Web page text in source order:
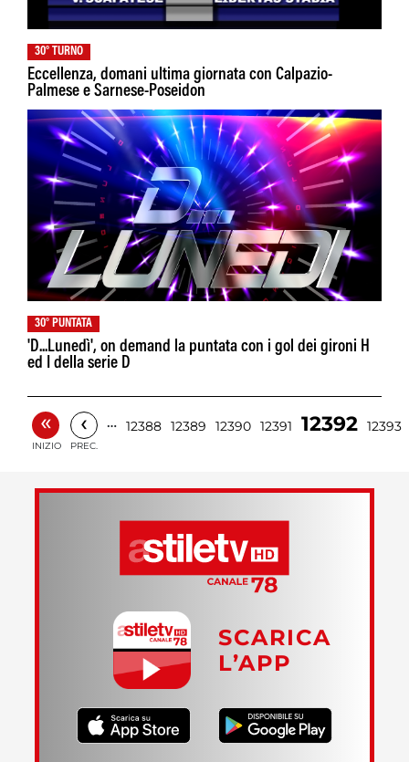
30° TURNO
Eccellenza, domani ultima giornata con Calpazio-
Palmese e Sarnese-Poseidon
30° PUNTATA
'D...Lunedì', on demand la puntata con i gol dei gironi H
ed I della serie D
«
INIZIO
‹
PREC.
… 12388 12389 12390 12391 12392 12393
SCARICA
L’APP